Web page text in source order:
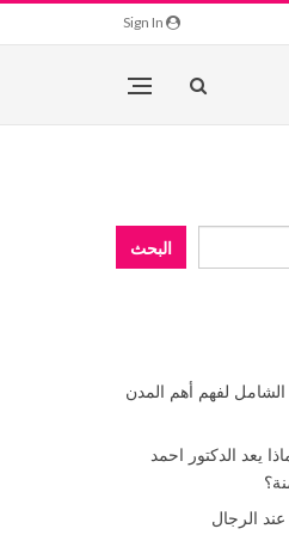
البحث
لفهم أهم المدن
يعد الدكتور احمد
الرجال